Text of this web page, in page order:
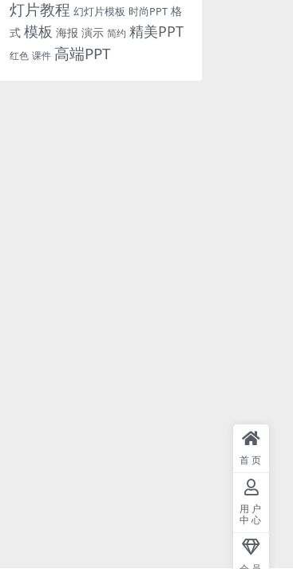
灯片教程 幻灯片模板 时尚PPT 格
式 模板 海报 演示 简约 精美PPT
红色 课件 高端PPT
首页
用户
中心